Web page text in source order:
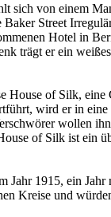
sich von einem
Street
Hotel in
trägt er ein
House of Silk,
wird er in
wollen
of Silk ist ein
1915, ein
Kreise und